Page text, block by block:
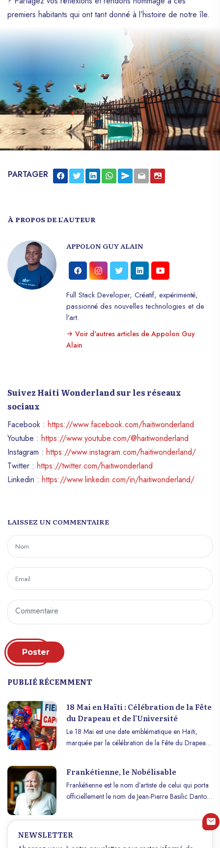
premiers habitants qui ont tant donné à l’histoire de notre île.
PARTAGER
À PROPOS DE L'AUTEUR
APPOLON GUY ALAIN
Full Stack Developer, Créatif, expérimenté,
passionné des nouvelles technologies et de
l’art.
Voir d'autres articles de Appolon Guy
Alain
Suivez Haiti Wonderland sur les réseaux
sociaux
Facebook : https://www.facebook.com/haitiwonderland
Youtube : https://www.youtube.com/@haitiwonderland
Instagram : https://www.instagram.com/haitiwonderland/
Twitter : https://twitter.com/haitiwonderland
Linkedin : https://www.linkedin.com/in/haitiwonderland/
LAISSEZ UN COMMENTAIRE
Poster
PUBLIÉ RÉCEMMENT
18 Mai en Haïti : Célébration de la Fête
du Drapeau et de l’Université
Le 18 Mai est une date emblématique en Haïti,
marquée par la célébration de la Fête du Drapeau
l’importance de l’éducation et de l’université dans
le pays. L’histoire et la signification de cette journée
sont profondément ancrées dans l’identité nationale
Frankétienne, le Nobélisable
Frankétienne est le nom d’artiste de celui qui porta
officiellement le nom de Jean-Pierre Basilic Dantor.
Haïti, un 12 avril 1936. Son père, qui ne l’a pas
reconnu à sa naissance, était, selon ses propos, un
NEWSLETTER